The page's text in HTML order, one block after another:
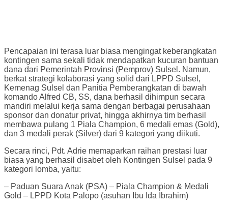
Pencapaian ini terasa luar biasa mengingat keberangkatan
kontingen sama sekali tidak mendapatkan kucuran bantuan
dana dari Pemerintah Provinsi (Pemprov) Sulsel. Namun,
berkat strategi kolaborasi yang solid dari LPPD Sulsel,
Kemenag Sulsel dan Panitia Pemberangkatan di bawah
komando Alfred CB, SS, dana berhasil dihimpun secara
mandiri melalui kerja sama dengan berbagai perusahaan
sponsor dan donatur privat, hingga akhirnya tim berhasil
membawa pulang 1 Piala Champion, 6 medali emas (Gold),
dan 3 medali perak (Silver) dari 9 kategori yang diikuti.
Secara rinci, Pdt. Adrie memaparkan raihan prestasi luar
biasa yang berhasil disabet oleh Kontingen Sulsel pada 9
kategori lomba, yaitu:
– Paduan Suara Anak (PSA) – Piala Champion & Medali
Gold – LPPD Kota Palopo (asuhan Ibu Ida Ibrahim)